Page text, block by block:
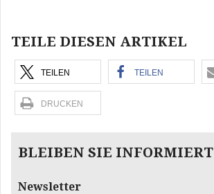
TEILE DIESEN ARTIKEL
TEILEN TEILEN
DRUCKEN
BLEIBEN SIE INFORMIERT
Newsletter